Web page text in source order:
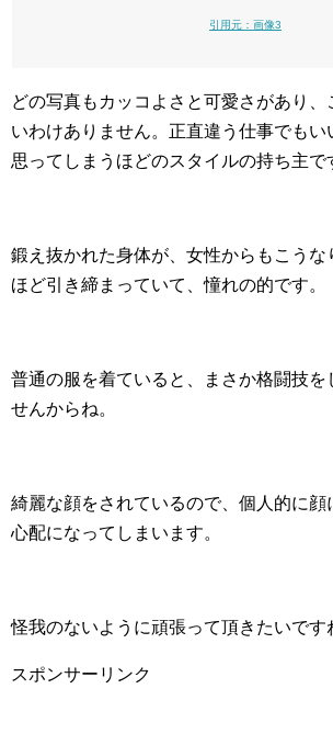
引用元：画像3
どの写真もカッコよさと可愛さがあり、
いわけありません。正直違う仕事でもい
思ってしまうほどのスタイルの持ち主で
鍛え抜かれた身体が、女性からもこうな
ほど引き締まっていて、憧れの的です。
普通の服を着ていると、まさか格闘技を
せんからね。
綺麗な顔をされているので、個人的に顔
心配になってしまいます。
怪我のないように頑張って頂きたいです
スポンサーリンク